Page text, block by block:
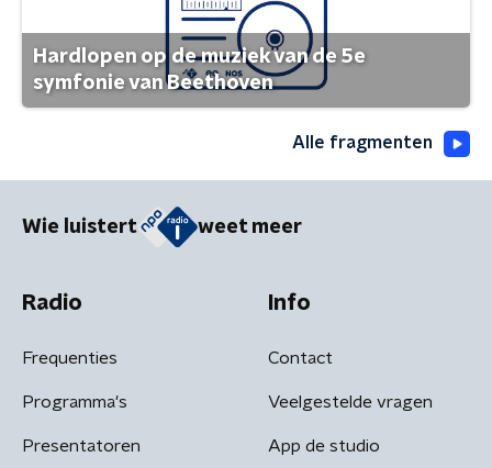
Hardlopen op de muziek van de 5e
symfonie van Beethoven
Alle fragmenten
Wie luistert weet meer
Radio
Frequenties
Programma's
Presentatoren
Info
Contact
Veelgestelde vragen
App de studio